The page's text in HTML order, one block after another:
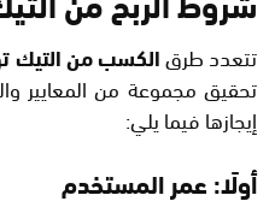
تتعدد طرقالكسب من التيك
تحقيق مجموعة من المعايير
إيجازها فيما يلي:
أولًا: عمر المستخدم